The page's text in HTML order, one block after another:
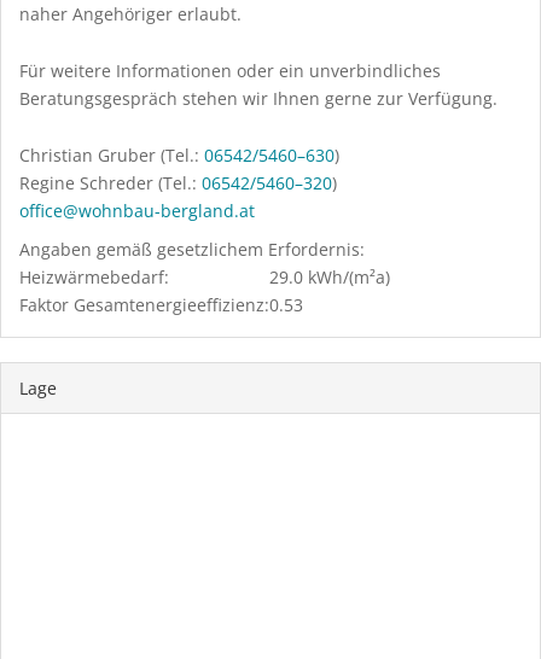
naher Angehöriger erlaubt.
Für weitere Informationen oder ein unverbindliches
Beratungsgespräch stehen wir Ihnen gerne zur Verfügung.
Christian Gruber (Tel.: 06542/5460–630)
Regine Schreder (Tel.: 06542/5460–320)
office@wohnbau-bergland.at
Angaben gemäß gesetzlichem Erfordernis:
Heizwärmebedarf:
29.0 kWh/(m²a)
Faktor Gesamtenergieeffizienz:0.53
Lage